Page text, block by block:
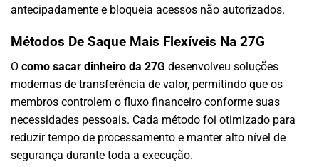
antecipadamente e bloqueia acessos não autorizados.
Métodos De Saque Mais Flexíveis Na 27G
O como sacar dinheiro da 27G desenvolveu soluções
modernas de transferência de valor, permitindo que os
membros controlem o fluxo financeiro conforme suas
necessidades pessoais. Cada método foi otimizado para
reduzir tempo de processamento e manter alto nível de
segurança durante toda a execução.